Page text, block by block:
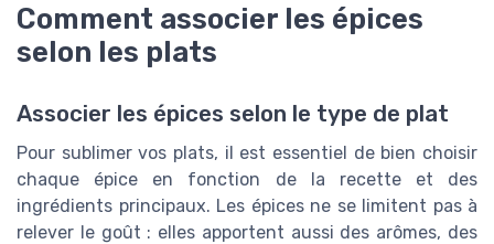
Comment associer les épices
selon les plats
Associer les épices selon le type de plat
Pour sublimer vos plats, il est essentiel de bien choisir
chaque épice en fonction de la recette et des
ingrédients principaux. Les épices ne se limitent pas à
relever le goût : elles apportent aussi des arômes, des